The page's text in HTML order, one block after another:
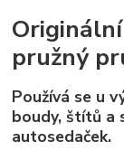
pružný
Používá se u
boudy, štítů a
autosedaček.